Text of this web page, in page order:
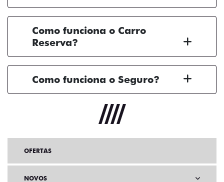
Como funciona o Carro
Reserva?
Como funciona o Seguro?
OFERTAS
NOVOS